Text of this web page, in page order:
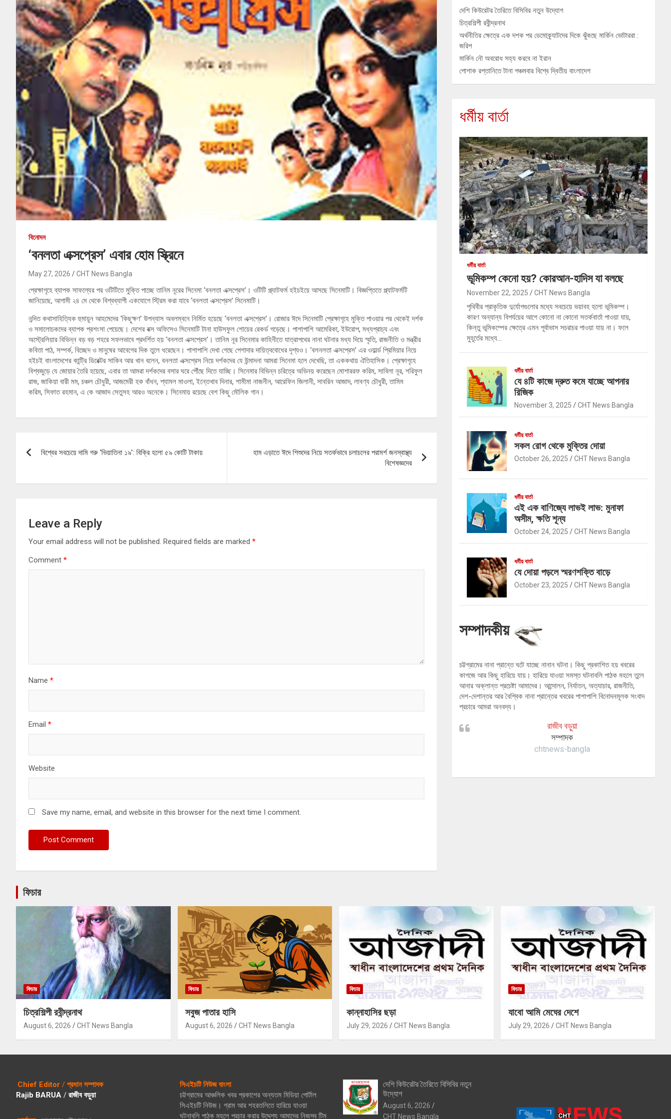
বিনোদন
‘বনলতা এক্সপ্রেস’ এবার হোম স্ক্রিনে
May 27, 2026 CHT News Bangla
প্রেক্ষাগৃহে ব্যাপক সাফল্যের পর ওটিটিতে মুক্তি পাচ্ছে তানিম নূরের সিনেমা ‘বনলতা এক্সপ্রেস’। ওটিটি প্ল্যাটফর্ম হইচইয়ে আসছে সিনেমাটি। বিজ্ঞপ্তিতে প্ল্যাটফর্মটি
জানিয়েছে, আগামী ২৪ মে থেকে বিশ্বব্যাপী একযোগে স্ট্রিম করা যাবে ‘বনলতা এক্সপ্রেস’ সিনেমাটি।
নন্দিত কথাসাহিত্যিক হুমায়ূন আহমেদের ‘কিছুক্ষণ’ উপন্যাস অবলম্বনে নির্মিত হয়েছে ‘বনলতা এক্সপ্রেস’। রোজার ঈদে সিনেমাটি প্রেক্ষাগৃহে মুক্তি পাওয়ার পর থেকেই দর্শক
ও সমালোচকদের ব্যাপক প্রশংসা পেয়েছে। দেশের বক্স অফিসেও সিনেমাটি টানা হাউসফুল শোয়ের রেকর্ড গড়েছে। পাশাপাশি আমেরিকা, ইউরোপ, মধ্যপ্রাচ্য এবং
অস্ট্রেলিয়ার বিভিন্ন বড় বড় শহরে সফলভাবে প্রদর্শিত হয় ‘বনলতা এক্সপ্রেস’। তানিম নূর সিনেমার কাহিনীতে যাত্রাপথের নানা ঘটনার মধ্য দিয়ে স্মৃতি, রাজনীতি ও মন্ত্রীর
কবিতা পাঠ, সম্পর্ক, বিচ্ছেদ ও মানুষের আবেগের দিক তুলে ধরেছেন। পাশাপাশি দেখা গেছে পেশাদার দায়িত্ববোধের দৃশ্যও। ‘বলনলতা এক্সপ্রেস’ এর ওয়ার্ল্ড প্রিমিয়ার নিয়ে
হইচই বাংলাদেশের কান্ট্রি ডিরেক্টর সাকিব আর খান বলেন, বনলতা এক্সপ্রেস নিয়ে দর্শকদের যে উন্মাদনা আমরা সিনেমা হলে দেখেছি, তা এককথায় ঐতিহাসিক। প্রেক্ষাগৃহে
বিশ্বজুড়ে যে জোয়ার তৈরি হয়েছে, এবার তা আমরা দর্শকদের বসার ঘরে পৌঁছে দিতে যাচ্ছি। সিনেমার বিভিন্ন চরিত্রে অভিনয় করেছেন মোশাররফ করিম, সাবিলা নূর, শরিফুল
রাজ, জাকিয়া বারী মম, চঞ্চল চৌধুরী, আজমেরী হক বাঁধন, শ্যামল মাওলা, ইন্তেখাব দিনার, শামীমা নাজনীন, আরেফিন জিলানী, সাবরিন আজাদ, লাবণ্য চৌধুরী, তামিম
করিম, সিফাত রহমান, এ কে আজাদ সেতুসহ আরও অনেকে। সিনেমায় রয়েছে বেশ কিছু মৌলিক গান।
navigation
বিশ্বের সবচেয়ে দামি গরু ‘ভিয়াতিনা ১৯’: বিক্রি হলো ৫৯ কোটি টাকায়
হাম এড়াতে ঈদে শিশুদের নিয়ে সতর্কভাবে চলাচলের পরামর্শ জনস্বাস্থ্য
বিশেষজ্ঞদের
Leave a Reply
Your email address will not be published. Required fields are marked *
Comment *
Name *
Email *
Website
Save my name, email, and website in this browser for the next time I comment.
দেশি কিউরেটর তৈরিতে বিসিবির নতুন উদ্যোগ
চিত্রশিল্পী রবীন্দ্রনাথ
অর্থনীতির ক্ষেত্রে এক দশক পর ডেমোক্র্যাটদের দিকে ঝুঁকছে মার্কিন ভোটাররা :
জরিপ
মার্কিন নৌ অবরোধ সহ্য করবে না ইরান
পোশাক রপ্তানিতে টানা পঞ্চমবার বিশ্বে দ্বিতীয় বাংলাদেশ
ধর্মীয় বার্তা
ধর্মীয় বার্তা
ভূমিকম্প কেনো হয়? কোরআন-হাদিস যা বলছে
November 22, 2025 CHT News Bangla
পৃথিবীর প্রাকৃতিক দুর্যোগগুলোর মধ্যে সবচেয়ে ভয়াবহ হলো ভূমিকম্প।
কারণ অন্যান্য বিপর্যয়ের আগে কোনো না কোনো সতর্কবার্তা পাওয়া যায়,
কিন্তু ভূমিকম্পের ক্ষেত্রে এমন পূর্বাভাস সচরাচর পাওয়া যায় না। ফলে
মুহূর্তের মধ্যে…
ধর্মীয় বার্তা
যে ৪টি কাজে দ্রুত কমে যাচ্ছে আপনার
রিজিক
November 3, 2025 CHT News Bangla
ধর্মীয় বার্তা
সকল রোগ থেকে মুক্তির দোয়া
October 26, 2025 CHT News Bangla
ধর্মীয় বার্তা
এই এক বাণিজ্যে লাভই লাভ: মুনাফা
অসীম, ক্ষতি শূন্য
October 24, 2025 CHT News Bangla
ধর্মীয় বার্তা
যে দোয়া পড়লে স্মরণশক্তি বাড়ে
October 23, 2025 CHT News Bangla
সম্পাদকীয়
চট্টগ্রামের নানা প্রান্তে ঘটে যাচ্ছে নানান ঘটনা। কিছু প্রকাশিত হয় খবরের
কাগজে আর কিছু হারিয়ে যায়। হারিয়ে যাওয়া সমস্ত ঘটনাবলি পাঠক মহলে তুলে
আনার অক্লান্ত প্রচেষ্টা আমাদের। আন্দোলন, নির্যাতন, অত্যাচার, রাজনীতি,
দেশ-দেশান্তর আর বৈশ্বিক নানা প্রান্তের খবরের পাশাপাশি বিনোদনমূলক সংবাদ
প্রচারে আমরা অনবদ্য।
রাজীব বড়ুয়া
সম্পাদক
chtnews-bangla
ফিচার
ফিচার
চিত্রশিল্পী রবীন্দ্রনাথ
August 6, 2026 CHT News Bangla
ফিচার
সবুজ পাতার হাসি
August 6, 2026 CHT News Bangla
ফিচার
কান্নাহাসির ছড়া
July 29, 2026 CHT News Bangla
ফিচার
যাবো আমি মেঘের দেশে
July 29, 2026 CHT News Bangla
Chief Editor / প্রধান সম্পাদক
Rajib BARUA / রাজীব বড়ুয়া
সিএইচটি নিউজ বাংলা
চট্টগ্রামের আঞ্চলিক খবর প্রকাশের অন্যতম মিডিয়া পোর্টাল
সিএইচটি নিউজ। গ্রাম আর শহরতলিতে হারিয়ে যাওয়া
ঘটনাবলি পাঠক মহলে প্রচার করার উদ্দেশ্য আমাদের নিজস্ব টিম
দেশি কিউরেটর তৈরিতে বিসিবির নতুন
উদ্যোগ
August 6, 2026
CHT News Bangla